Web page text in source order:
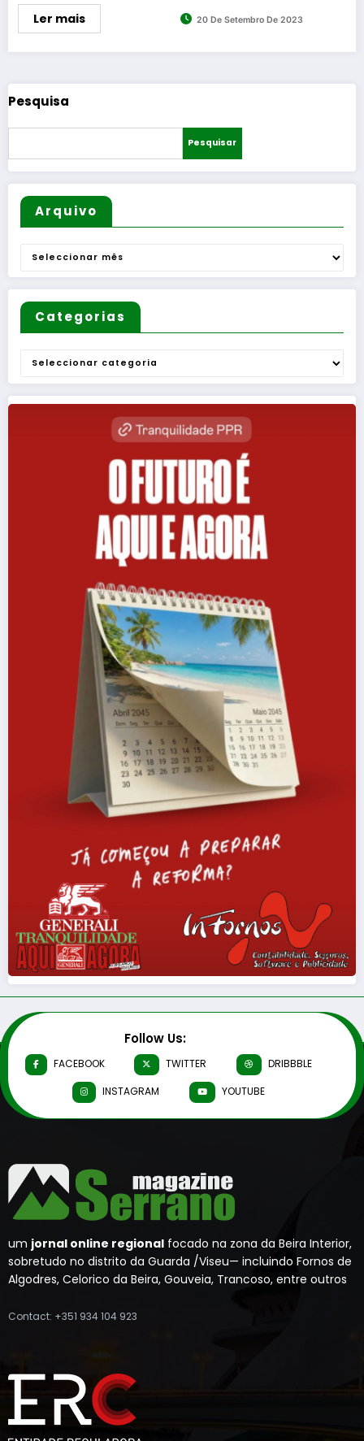
Ler mais 20 De Setembro De 2023
Pesquisa
Pesquisar
Arquivo
Arquivo
Categorias
Categorias
Follow Us:
FACEBOOK TWITTER
DRIBBBLE
INSTAGRAM
YOUTUBE
um jornal online regional focado na zona da Beira Interior,
sobretudo no distrito da Guarda /Viseu— incluindo Fornos de
Algodres, Celorico da Beira, Gouveia, Trancoso, entre outros
Contact: +351 934 104 923